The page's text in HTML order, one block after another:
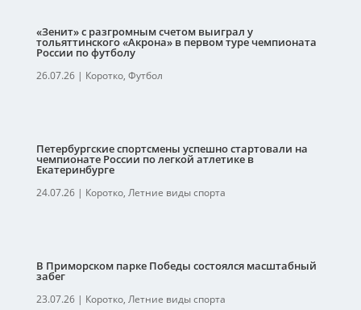
«Зенит» с разгромным счетом выиграл у
тольяттинского «Акрона» в первом туре чемпионата
России по футболу
26.07.26| Коротко, Футбол
Петербургские спортсмены успешно стартовали на
чемпионате России по легкой атлетике в
Екатеринбурге
24.07.26| Коротко, Летние виды спорта
В Приморском парке Победы состоялся масштабный
забег
23.07.26| Коротко, Летние виды спорта